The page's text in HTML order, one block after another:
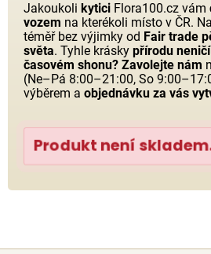
Jakoukoli kytici Flora100.cz vám
vozem na kterékoli místo v ČR.
téměř bez výjimky od Fair trade
světa. Tyhle krásky přírodu neničí
časovém shonu? Zavolejte nám
(Ne–Pá 8:00–21:00, So
výběrem a objednávku za vás
Produkt není